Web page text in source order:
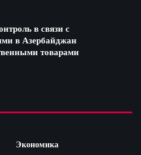
в связи с
в Азербайджан
товарами
Экономика